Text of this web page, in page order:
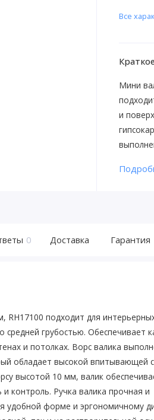
Все
Мини
и
0 Доставка Гарантия
подходит для
средней грубостью. Обеспечивает
и потолках. Ворс валика
обладает высокой впитывающей
высотой 10 мм, валик
контроль. Ручка валика прочная и
удобной форме и эргономичному